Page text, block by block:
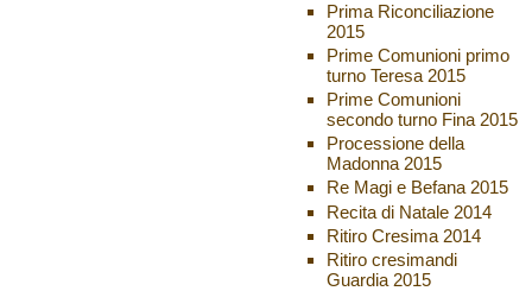
Prima Riconciliazione
2015
Prime Comunioni primo
turno Teresa 2015
Prime Comunioni
secondo turno Fina 2015
Processione della
Madonna 2015
Re Magi e Befana 2015
Recita di Natale 2014
Ritiro Cresima 2014
Ritiro cresimandi
Guardia 2015